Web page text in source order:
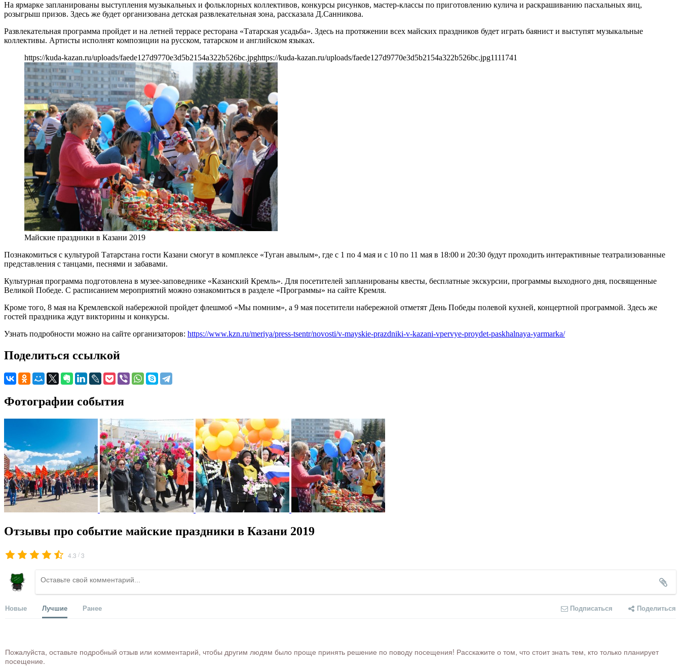
На ярмарке запланированы выступления музыкальных и фольклорных коллективов, конкурсы рисунков, мастер-классы по приготовлению кулича и раскрашиванию пасхальных яиц,
розыгрыш призов. Здесь же будет организована детская развлекательная зона, рассказала Д.Санникова.
Развлекательная программа пройдет и на летней террасе ресторана «Татарская усадьба». Здесь на протяжении всех майских праздников будет играть баянист и выступят музыкальные
коллективы. Артисты исполнят композиции на русском, татарском и английском языках.
https://kuda-kazan.ru/uploads/faede127d9770e3d5b2154a322b526bc.jpghttps://kuda-kazan.ru/uploads/faede127d9770e3d5b2154a322b526bc.jpg1111741
Майские праздники в Казани 2019
Познакомиться с культурой Татарстана гости Казани смогут в комплексе «Туган авылым», где с 1 по 4 мая и с 10 по 11 мая в 18:00 и 20:30 будут проходить интерактивные театрализованные
представления с танцами, песнями и забавами.
Культурная программа подготовлена в музее-заповеднике «Казанский Кремль». Для посетителей запланированы квесты, бесплатные экскурсии, программы выходного дня, посвященные
Великой Победе. С расписанием мероприятий можно ознакомиться в разделе «Программы» на сайте Кремля.
Кроме того, 8 мая на Кремлевской набережной пройдет флешмоб «Мы помним», а 9 мая посетители набережной отметят День Победы полевой кухней, концертной программой. Здесь же
гостей праздника ждут викторины и конкурсы.
Узнать подробности можно на сайте организаторов: https://www.kzn.ru/meriya/press-tsentr/novosti/v-mayskie-prazdniki-v-kazani-vpervye-proydet-paskhalnaya-yarmarka/
Поделиться ссылкой
Фотографии события
Отзывы про событие майские праздники в Казани 2019
4.3 /3
Новые Лучшие Ранее Подписаться Поделиться
Пожалуйста, оставьте подробный отзыв или комментарий, чтобы другим людям было проще принять решение по поводу посещения! Расскажите о том, что стоит знать тем, кто только планирует
посещение.